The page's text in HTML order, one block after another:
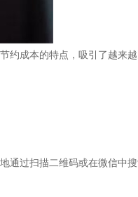
约成本的特点，吸引了越来
通过扫描二维码或在微信中